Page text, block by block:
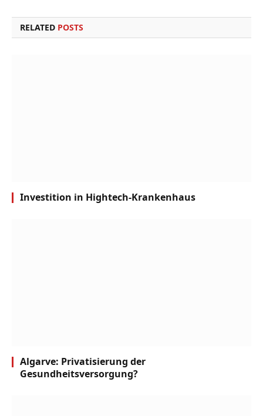
RELATED POSTS
Investition in Hightech-Krankenhaus
Algarve: Privatisierung der
Gesundheitsversorgung?